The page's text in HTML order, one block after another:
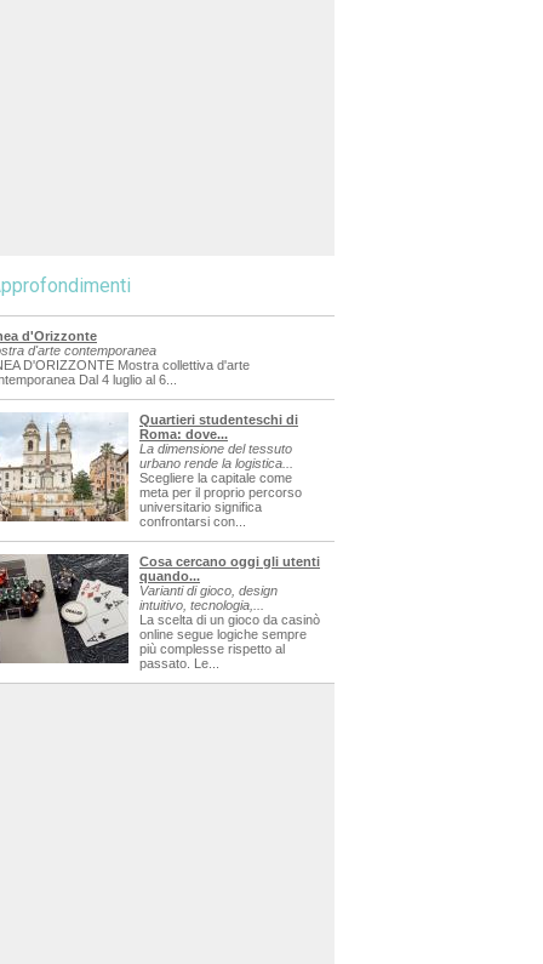
d'Orizzonte
d'arte contemporanea
D'ORIZZONTE Mostra collettiva d'arte
Dal 4 luglio al 6...
Quartieri studenteschi di
Roma: dove...
La dimensione del tessuto
urbano rende la logistica...
Scegliere la capitale come
meta per il proprio percorso
universitario significa
confrontarsi con...
Cosa cercano oggi gli utenti
quando...
Varianti di gioco, design
intuitivo, tecnologia,...
La scelta di un gioco da casinò
online segue logiche sempre
più complesse rispetto al
passato. Le...